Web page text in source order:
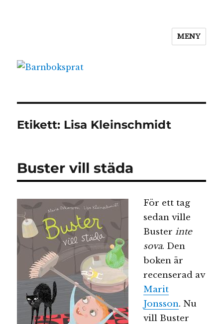
MENY
Etikett: Lisa Kleinschmidt
Buster vill städa
För ett tag
sedan ville
Busterinte
sova. Den
boken är
recenserad av
Marit
Jonsson. Nu
vill Buster